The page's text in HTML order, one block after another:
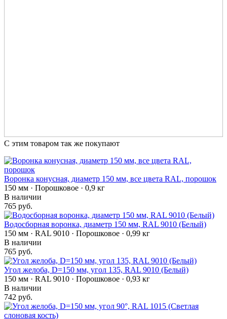
С этим товаром так же покупают
Воронка конусная, диаметр 150 мм, все цвета RAL, порошок
150 мм · Порошковое · 0,9 кг
В наличии
765 руб.
Водосборная воронка, диаметр 150 мм, RAL 9010 (Белый)
150 мм · RAL 9010 · Порошковое · 0,99 кг
В наличии
765 руб.
Угол желоба, D=150 мм, угол 135, RAL 9010 (Белый)
150 мм · RAL 9010 · Порошковое · 0,93 кг
В наличии
742 руб.